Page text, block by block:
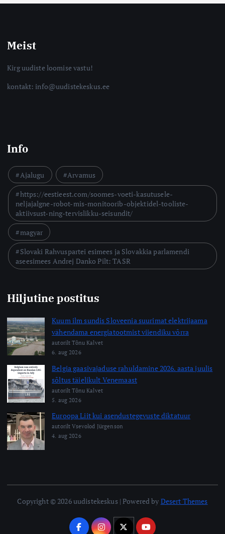
Meist
Kirg uudiste loomise vastu!
kontakt: info@uudistekeskus.ee
Info
Ajalugu
Arvamus
https://eestieest.com/soomes-voeti-kasutusele-
neljajalgne-robot-mis-monitoorib-objektidel-tooliste-
aktiivsust-ning-tervislikku-seisundit/
magyar
Slovaki Rahvuspartei esimees ja Slovakkia parlamendi
aseesimees Andrej Danko Pilt: TASR
Hiljutine postitus
Kuum ilm sundis Sloveenia suurimat elektrijaama
vähendama energiatootmist viiendiku võrra
autorilt Tõnu Kalvet
6. aug 2026
Belgia gaasivajaduse rahuldamine 2026. aasta juulis
sõltus täielikult Venemaast
autorilt Tõnu Kalvet
5. aug 2026
Euroopa Liit kui asendustegevuste diktatuur
autorilt Vsevolod Jürgenson
4. aug 2026
Copyright © 2026 uudistekeskus | Powered by Desert Themes